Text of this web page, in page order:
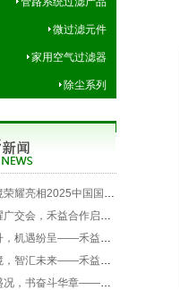
微过滤元件
家用空气过滤器
除尘系列
禾益环境荣耀亮相2025中国国际空调通风制冷及冷链产业展览会，以创新科技引领行业未来
实力闪耀广交会，禾益合作启新程——禾益环境第138届广交会圆满落幕
热度飙升，机遇纷呈——禾益环境持续发力，精彩依旧
净无止境，智汇未来——禾益环境亮相第138届广交会
观阅兵盛况，书奋斗华章——禾益环境组织全体员工观看九三阅兵盛典